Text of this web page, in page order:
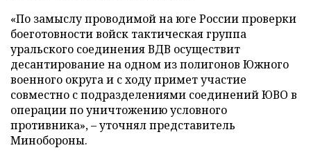
«По замыслу проводимой на юге России проверки
боеготовности войск тактическая группа
уральского соединения ВДВ осуществит
десантирование на одном из полигонов Южного
военного округа и с ходу примет участие
совместно с подразделениями соединений ЮВО в
операции по уничтожению условного
противника», – уточнял представитель
Минобороны.